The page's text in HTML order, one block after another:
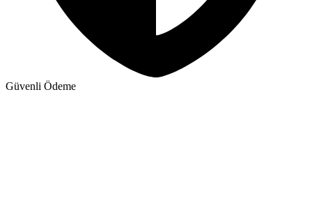
Güvenli Ödeme